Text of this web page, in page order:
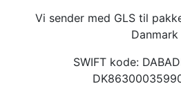
Vi sender med GLS til
Danmark
SWIFT kode: